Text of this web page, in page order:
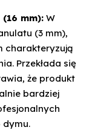
mm):W
(3 mm),
charakteryzują
Przekłada się
że produkt
bardziej
dymu.